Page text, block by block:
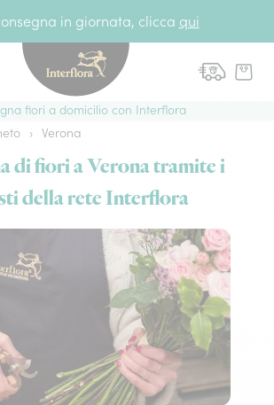
in giornata, clicca qui
fiori a domicilio con Interflora
› Verona
di fiori a Verona tramite i
della rete Interflora